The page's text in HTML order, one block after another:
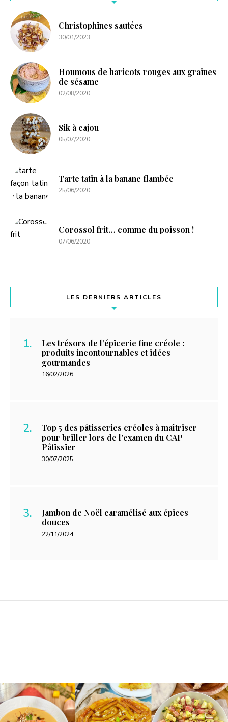
Christophines sautées
30/01/2023
Houmous de haricots rouges aux graines
de sésame
02/08/2020
Sik à cajou
05/07/2020
Tarte tatin à la banane flambée
25/06/2020
Corossol frit… comme du poisson !
07/06/2020
LES DERNIERS ARTICLES
Les trésors de l’épicerie fine créole :
produits incontournables et idées
gourmandes
16/02/2026
Top 5 des pâtisseries créoles à maîtriser
pour briller lors de l’examen du CAP
Pâtissier
30/07/2025
Jambon de Noël caramélisé aux épices
douces
22/11/2024